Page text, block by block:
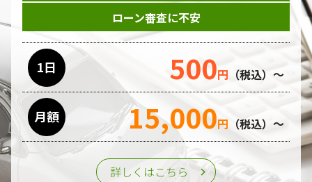
委託先の管理･監督
利用目的の遂行のために業務を委託する場合、個人情報の取
り扱いに関する委託先の適正な管理・監督をおこないます。
第三者への提供
個人情報は、ご本人の同意を得た場合または法令の定めがあ
る場合を除き、第三者に提供することはいたしません。
ローン審査に不安
1日 500円 （税込）～
月額 15,000円 （税込）～
詳しくはこちら